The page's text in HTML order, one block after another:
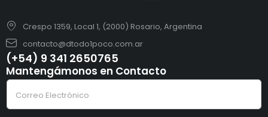
Crespo 1359, Local 1, (2000) Rosario, Argentina
contacto@dtodo1poco.com.ar
(+54) 9 341 2650765
Mantengámonos en Contacto
e
l
c
C